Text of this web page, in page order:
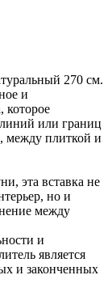
270 см.
и
которое
линий или границ
между плиткой и
эта вставка не
но и
между
и
является
и законченных